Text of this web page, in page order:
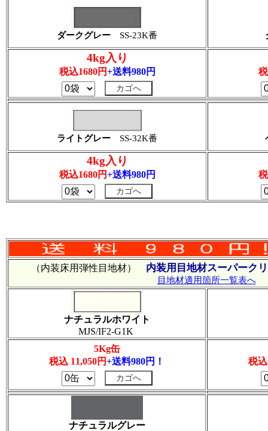
ダークグレー SS-23K番
4kg入り
税込1680円+送料980円
ライトグレー SS-32K番
4kg入り
税込1680円+送料980円
（内装床用弾性目地材） 内装用目地材スーパーク
目地材適用箇所一覧表へ
ナチュラルホワイト
MJS/IF2-G1K
5Kg缶
税込 11,050円+送料980円！ 税
ナチュラルグレー